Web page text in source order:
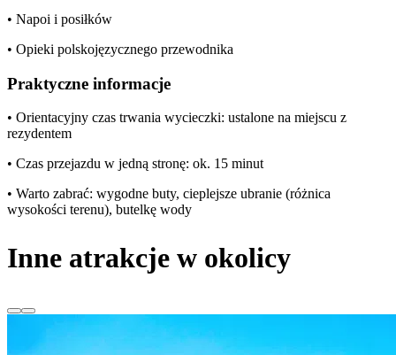
• Napoi i posiłków
• Opieki polskojęzycznego przewodnika
Praktyczne informacje
• Orientacyjny czas trwania wycieczki: ustalone na miejscu z
rezydentem
• Czas przejazdu w jedną stronę: ok. 15 minut
• Warto zabrać: wygodne buty, cieplejsze ubranie (różnica
wysokości terenu), butelkę wody
Inne atrakcje w okolicy